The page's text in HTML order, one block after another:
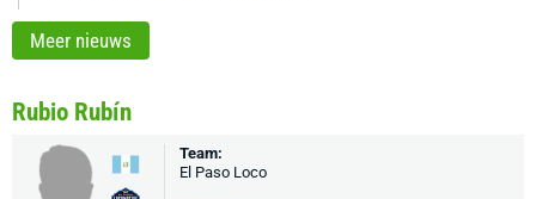
Meer nieuws
Rubio Rubín
Team:
El Paso Loco